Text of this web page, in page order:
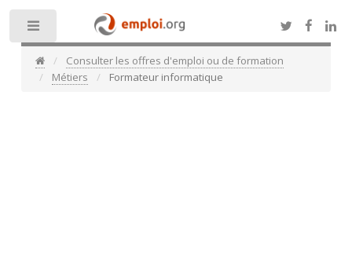
Consulter les offres d'emploi ou de formation
Métiers
Formateur informatique
Toggle